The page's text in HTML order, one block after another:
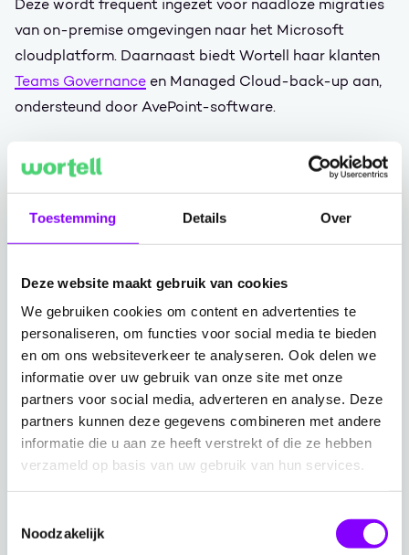
Toestemming Details Over
Deze website maakt gebruik van cookies
We gebruiken cookies om content en advertenties te
personaliseren, om functies voor social media te bieden
en om ons websiteverkeer te analyseren. Ook delen we
informatie over uw gebruik van onze site met onze
partners voor social media, adverteren en analyse. Deze
partners kunnen deze gegevens combineren met andere
informatie die u aan ze heeft verstrekt of die ze hebben
verzameld op basis van uw gebruik van hun services.
Noodzakelijk
Deze wordt frequent ingezet voor naadloze migraties
van on-premise omgevingen naar het Microsoft
cloudplatform. Daarnaast biedt Wortell haar klanten
Teams Governance en Managed Cloud-back-up aan,
ondersteund door AvePoint-software.
Wortell kijkt uit naar een voortzetting van de prettige
samenwerking met AvePoint en zal zich blijven inzetten
klanten.
"Ik ben super trots met deze
erkenning. Door het partnership met AvePoint kunnen
we onze klanten nog meer functionaliteiten bieden op
het al robuuste platform van Microsoft."
Hylke van der Velde, Channel Director Northern
Europe, belicht de langdurige samenwerking en
waarom Wortell deze Award heeft gewonnen:"Ons
partnership met Wortell gaat al jaren terug. In de
laatste 12 maanden hebben we gezien hoe Wortell de
AvePoint producten strategisch inzet in hun managed